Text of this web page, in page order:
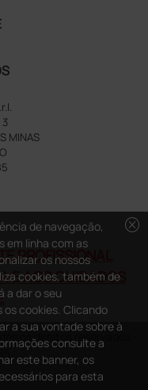
MINAS
PROFISSIONAL
E AOS CUIDADOS
os direitos reservados -
cancel
de navegação,
linha com as
os nossos
cookies, também de
a dar o seu
cookies. Clicando
a sua vontade sobre à
consulte a
este banner, os
para esta